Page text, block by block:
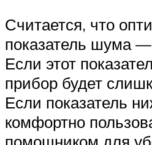
Считается, что
показатель шума
Если этот
прибор будет
Если показатель
комфортно